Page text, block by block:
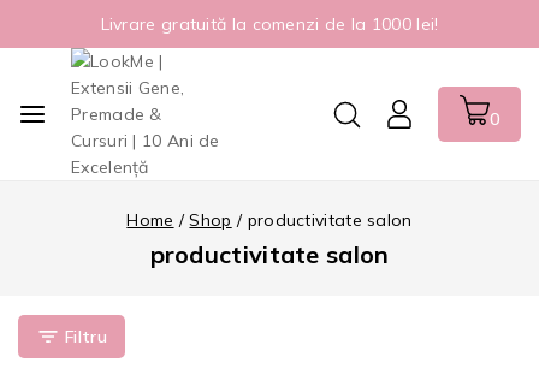
Livrare gratuită la comenzi de la 1000 lei!
0
Home / Shop / productivitate salon
productivitate salon
Filtru